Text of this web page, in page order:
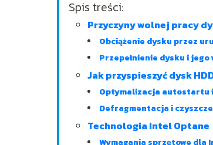
Spis treści:
Przyczyny wolnej pracy
Obciążenie dysku przez
Przepełnienie dysku i jego
Jak przyspieszyć dysk
Optymalizacja autostartu
Defragmentacja i
Technologia Intel Optane
Wymagania sprzętowe dla